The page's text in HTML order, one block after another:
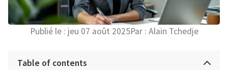
Publié le : jeu 07 août 2025Par : Alain Tchedje
Table of contents